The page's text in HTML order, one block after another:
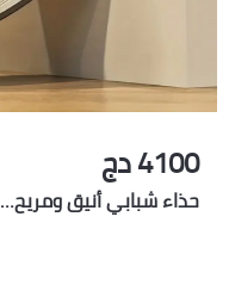
4100 دج
حذاء شبابي أنيق ومريح…